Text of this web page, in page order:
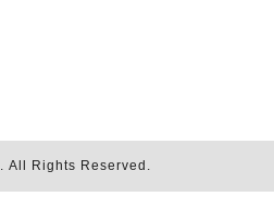
. All Rights Reserved.